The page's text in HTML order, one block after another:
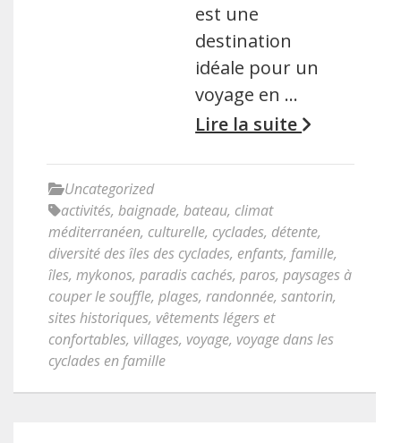
est une
destination
idéale pour un
voyage en …
Lire la suite
Uncategorized
activités, baignade, bateau, climat
méditerranéen, culturelle, cyclades, détente,
diversité des îles des cyclades, enfants, famille,
îles, mykonos, paradis cachés, paros, paysages à
couper le souffle, plages, randonnée, santorin,
sites historiques, vêtements légers et
confortables, villages, voyage, voyage dans les
cyclades en famille